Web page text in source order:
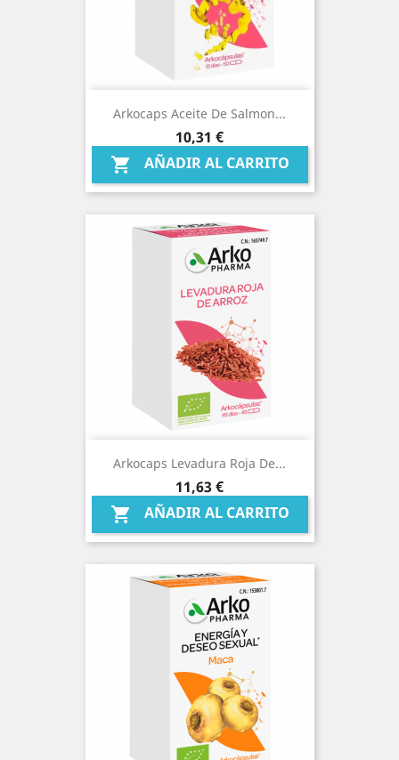
Arkocaps Aceite De Salmon...
Precio
10,31 €
 AÑADIR AL CARRITO
Arkocaps Levadura Roja De...
Precio
11,63 €
 AÑADIR AL CARRITO